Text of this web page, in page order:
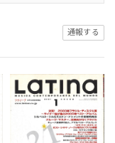
通報する